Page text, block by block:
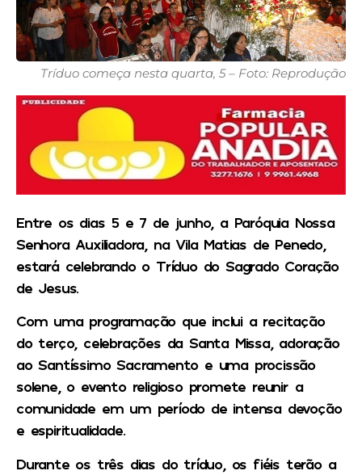
Tríduo começa nesta quarta, 5 – Foto: Reprodução
Entre os dias 5 e 7 de junho, a Paróquia Nossa
Senhora Auxiliadora, na Vila Matias de Penedo,
estará celebrando o Tríduo do Sagrado Coração
de Jesus.
Com uma programação que inclui a recitação
do terço, celebrações da Santa Missa, adoração
ao Santíssimo Sacramento e uma procissão
solene, o evento religioso promete reunir a
comunidade em um período de intensa devoção
e espiritualidade.
Durante os três dias do tríduo, os fiéis terão a